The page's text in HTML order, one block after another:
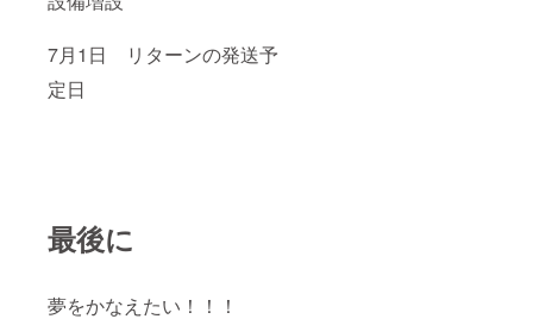
7月1日 リターンの発送予
定日
最後に
夢をかなえたい！！！